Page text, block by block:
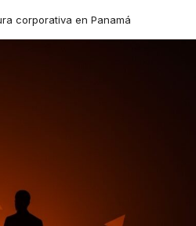
corporativa en Panamá